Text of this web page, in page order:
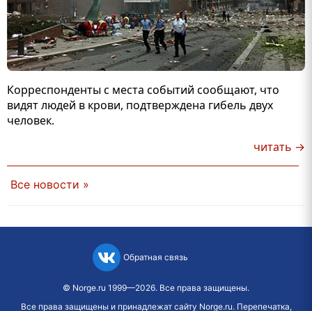
Корреспонденты с места событий сообщают, что
видят людей в крови, подтверждена гибель двух
человек.
читать →
Все новости »
Обратная связь
© Norge.ru 1999—2026. Все права защищены.
Все права защищены и принадлежат сайту Norge.ru. Перепечатка,